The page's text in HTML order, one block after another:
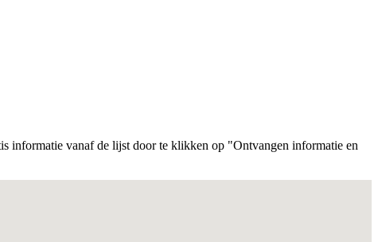
informatie vanaf de lijst door te klikken op "Ontvangen informatie en